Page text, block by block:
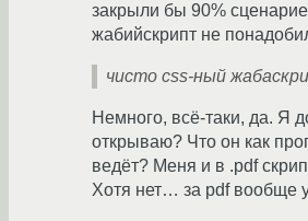
закрыли бы 90%
жабийскрипт не
чисто css-ный
Немного, всё-таки, да. Я
открываю? Что он как
ведёт? Меня и в .pdf
Хотя нет… за pdf вообще